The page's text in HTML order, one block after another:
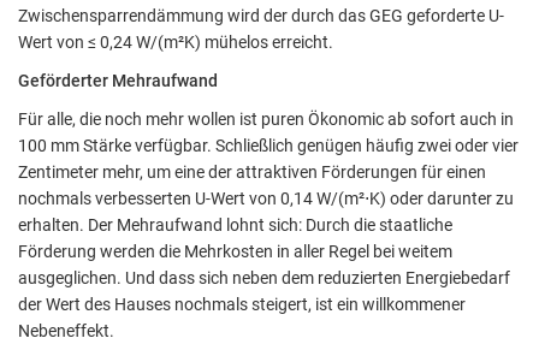
Zwischensparrendämmung wird der durch das GEG geforderte U-
Wert von ≤ 0,24 W/(m²K) mühelos erreicht.
Geförderter Mehraufwand
Für alle, die noch mehr wollen ist puren Ökonomic ab sofort auch in
100 mm Stärke verfügbar. Schließlich genügen häufig zwei oder vier
Zentimeter mehr, um eine der attraktiven Förderungen für einen
nochmals verbesserten U-Wert von 0,14 W/(m²⋅K) oder darunter zu
erhalten. Der Mehraufwand lohnt sich: Durch die staatliche
Förderung werden die Mehrkosten in aller Regel bei weitem
ausgeglichen. Und dass sich neben dem reduzierten Energiebedarf
der Wert des Hauses nochmals steigert, ist ein willkommener
Nebeneffekt.
anonymisierte Daten an eventuelle Drittanbieter weitergeleitet.
Cookie Informationen anzeigen
Akzeptieren
Speichern
Ablehnen
Impressum